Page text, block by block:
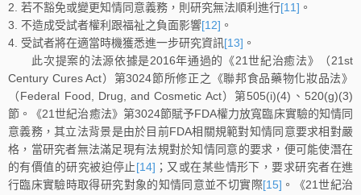
若不豁免或變更知情同意義務，則研究無法順利進行[11] 。
不造成受試者權利跟福祉之負面影響[12] 。
受試者將在適當時機獲悉進一步研究資訊 [13] 。
此次提案的法源依據是2016年通過的《21世紀治癒法》（21st
Century Cures Act）第3024節所修正之《聯邦食品藥物化妝品法》
（Federal Food, Drug, and Cosmetic Act）第505(i)(4)、520(g)(3)
節。《21世紀治癒法》第3024節賦予FDA權力放寬臨床實驗的知情同
意義務，其立法背景是由於目前FDA相關規範對知情同意要求相對嚴
格，當研究者無法滿足現有法規對於知情同意的要求，便可能使潛在
的有價值的研究被迫停止[14] ；又或在某些情形下，要求研究者在進
行臨床實驗時取得研究對象的知情同意並不切實際[15] 。《21世紀治